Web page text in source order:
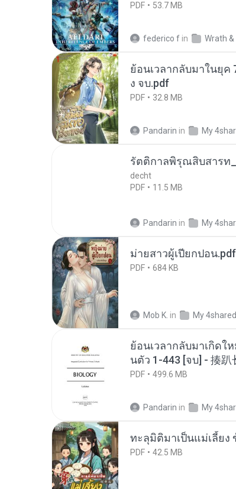
PDF 53.7 MB
federico f in Wrath &
ย้อนเวลากลับมาในยุค
ง จบ.pdf
PDF 32.8 MB
Pandarin in My
รัตติกาลพิรุณสิบสารท
decht
PDF
11.5 MB
Pandarin in My
ม่ายสาวผู้เปียกปอน.pdf
PDF 684 KB
Mob K. in My 4shared
ย้อนเวลากลับมาเกิด
นตัว 1-443 [จบ] - 揍趴
PDF 499.6 MB
Pandarin in My
ทะลุมิติมาเป็นแม่เลี้ย
PDF 42.5 MB